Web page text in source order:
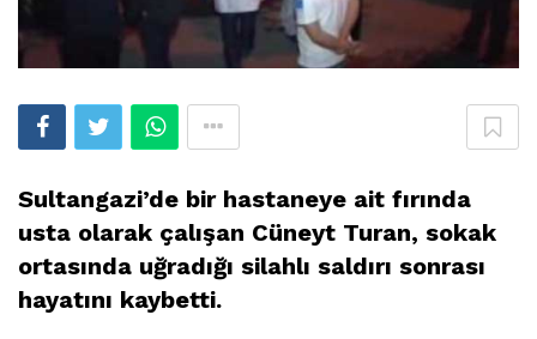
Sultangazi’de bir hastaneye ait fırında
usta olarak çalışan Cüneyt Turan, sokak
ortasında uğradığı silahlı saldırı sonrası
hayatını kaybetti.